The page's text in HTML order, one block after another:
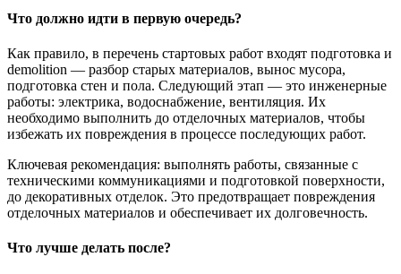
Что должно идти в первую очередь?
Как правило, в перечень стартовых работ входят подготовка и
demolition — разбор старых материалов, вынос мусора,
подготовка стен и пола. Следующий этап — это инженерные
работы: электрика, водоснабжение, вентиляция. Их
необходимо выполнить до отделочных материалов, чтобы
избежать их повреждения в процессе последующих работ.
Ключевая рекомендация: выполнять работы, связанные с
техническими коммуникациями и подготовкой поверхности,
до декоративных отделок. Это предотвращает повреждения
отделочных материалов и обеспечивает их долговечность.
Что лучше делать после?